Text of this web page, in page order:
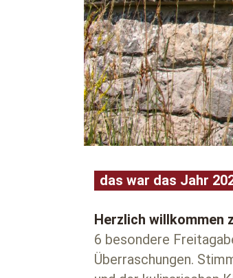
das war das Jahr
Herzlich willkommen
6 besondere
Überraschungen.